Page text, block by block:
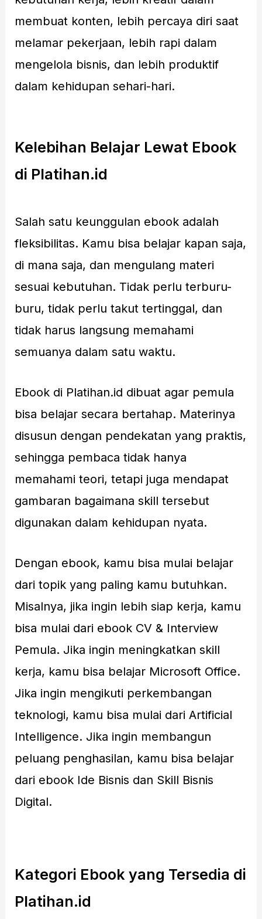
membuat konten, lebih percaya diri saat
melamar pekerjaan, lebih rapi dalam
mengelola bisnis, dan lebih produktif
dalam kehidupan sehari-hari.
Kelebihan Belajar Lewat Ebook
di Platihan.id
Salah satu keunggulan ebook adalah
fleksibilitas. Kamu bisa belajar kapan saja,
di mana saja, dan mengulang materi
sesuai kebutuhan. Tidak perlu terburu-
buru, tidak perlu takut tertinggal, dan
tidak harus langsung memahami
semuanya dalam satu waktu.
Ebook di Platihan.id dibuat agar pemula
bisa belajar secara bertahap. Materinya
disusun dengan pendekatan yang praktis,
sehingga pembaca tidak hanya
memahami teori, tetapi juga mendapat
gambaran bagaimana skill tersebut
digunakan dalam kehidupan nyata.
Dengan ebook, kamu bisa mulai belajar
dari topik yang paling kamu butuhkan.
Misalnya, jika ingin lebih siap kerja, kamu
bisa mulai dari ebook CV & Interview
Pemula. Jika ingin meningkatkan skill
kerja, kamu bisa belajar Microsoft Office.
Jika ingin mengikuti perkembangan
teknologi, kamu bisa mulai dari Artificial
Intelligence. Jika ingin membangun
peluang penghasilan, kamu bisa belajar
dari ebook Ide Bisnis dan Skill Bisnis
Digital.
Kategori Ebook yang Tersedia di
Platihan.id